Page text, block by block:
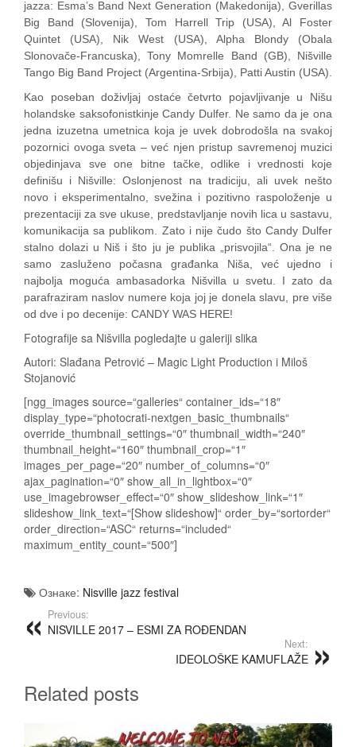
jazza: Esma’s Band Next Generation (Makedonija), Gverillas
Big Band (Slovenija), Tom Harrell Trip (USA), Al Foster
Quintet (USA), Nik West (USA), Alpha Blondy (Obala
Slonovače-Francuska), Tony Momrelle Band (GB), Nišville
Tango Big Band Project (Argentina-Srbija), Patti Austin (USA).
Kao poseban doživljaj ostaće četvrto pojavljivanje u Nišu
holandske saksofonistkinje Candy Dulfer. Ne samo da je ona
jedna izuzetna umetnica koja je uvek dobrodošla na svakoj
pozornici ovoga sveta – već njen pristup savremenoj muzici
objedinjava sve one bitne tačke, odlike i vrednosti koje
definišu i Nišville: Oslonjenost na tradiciju, ali uvek nešto
novo i eksperimentalno, svežina i pozitivno raspoloženje u
prezentaciji za sve ukuse, predstavljanje novih lica u sastavu,
komunikacija sa publikom. Zato i nije čudo što Candy Dulfer
stalno dolazi u Niš i što ju je publika „prisvojila“. Ona je ne
samo zasluženo počasna građanka Niša, već ujedno i
najbolja moguća ambasadorka Nišvilla u svetu. I zato da
parafraziram naslov numere koja joj je donela slavu, pre više
od dve i po decenije: CANDY WAS HERE!
Fotografije sa Nišvilla pogledajte u galeriji slika
Autori: Slađana Petrović – Magic Light Production i Miloš
Stojanović
[ngg_images source=“galleries“ container_ids=“18″
display_type=“photocrati-nextgen_basic_thumbnails“
override_thumbnail_settings=“0″ thumbnail_width=“240″
thumbnail_height=“160″ thumbnail_crop=“1″
images_per_page=“20″ number_of_columns=“0″
ajax_pagination=“0″ show_all_in_lightbox=“0″
use_imagebrowser_effect=“0″ show_slideshow_link=“1″
slideshow_link_text=“[Show slideshow]“ order_by=“sortorder“
order_direction=“ASC“ returns=“included“
maximum_entity_count=“500″]
Ознаке: Nisville jazz festival
Previous:
NISVILLE 2017 – ESMI ZA ROĐENDAN
Next:
IDEOLOŠKE KAMUFLAŽE
Related posts